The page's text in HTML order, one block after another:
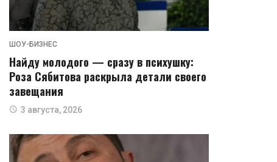
ШОУ-БИЗНЕС
Найду молодого — сразу в психушку:
Роза Сябитова раскрыла детали своего
завещания
3 августа, 2026